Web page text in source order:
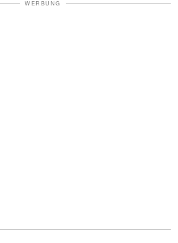
WERBUNG